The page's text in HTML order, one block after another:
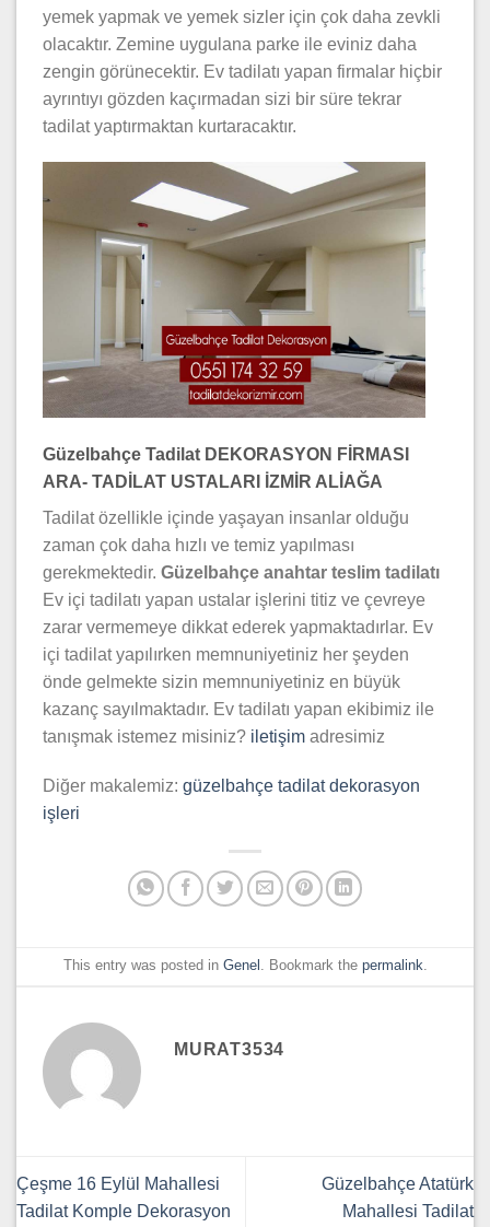
yemek yapmak ve yemek sizler için çok daha zevkli
olacaktır. Zemine uygulana parke ile eviniz daha
zengin görünecektir. Ev tadilatı yapan firmalar hiçbir
ayrıntıyı gözden kaçırmadan sizi bir süre tekrar
tadilat yaptırmaktan kurtaracaktır.
Güzelbahçe Tadilat DEKORASYON FİRMASI
ARA- TADİLAT USTALARI İZMİR ALİAĞA
Tadilat özellikle içinde yaşayan insanlar olduğu
zaman çok daha hızlı ve temiz yapılması
gerekmektedir. Güzelbahçe anahtar teslim tadilatı
Ev içi tadilatı yapan ustalar işlerini titiz ve çevreye
zarar vermemeye dikkat ederek yapmaktadırlar. Ev
içi tadilat yapılırken memnuniyetiniz her şeyden
önde gelmekte sizin memnuniyetiniz en büyük
kazanç sayılmaktadır. Ev tadilatı yapan ekibimiz ile
tanışmak istemez misiniz? iletişim adresimiz
Diğer makalemiz: güzelbahçe tadilat dekorasyon
işleri
This entry was posted in Genel . Bookmark the permalink.
MURAT3534
Çeşme 16 Eylül Mahallesi
Tadilat Komple Dekorasyon
Güzelbahçe Atatürk
Mahallesi Tadilat